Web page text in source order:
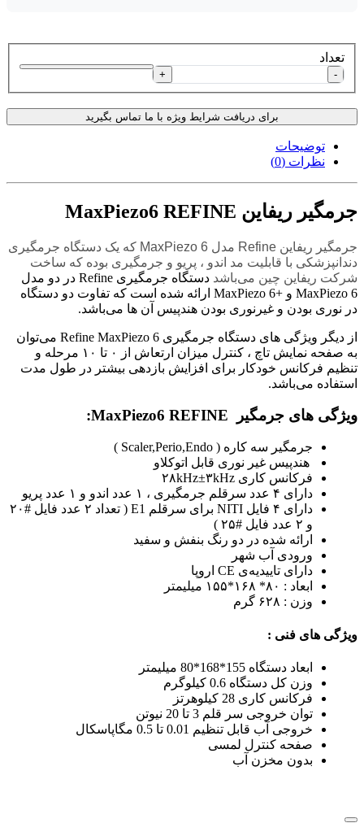
تعداد
-
+
برای دریافت شرایط ویژه با ما تماس بگیرید
توضیحات
نظرات (0)
جرمگیر ریفاین MaxPiezo6 REFINE
جرمگیر ریفاین Refine مدل MaxPiezo 6 که یک دستگاه جرمگیری
دندانپزشکی با قابلیت مد اندو ، پریو و جرمگیری بوده که ساخت
شرکت ریفاین چین می‌باشد
دستگاه جرمگیری Refine در دو مدل
MaxPiezo 6 و +MaxPiezo 6 ارائه شده است که تفاوت دو دستگاه
در نوری بودن و غیرنوری بودن هندپیس آن ها می‌باشد.
از دیگر ویژگی های دستگاه جرمگیری Refine MaxPiezo 6 می‌توان
به صفحه نمایش تاچ ، کنترل میزان ارتعاش از ۰ تا ۱۰ مرحله و
تنظیم فرکانس خودکار برای افزایش بازدهی بیشتر در طول مدت
استفاده می‌باشد.
ویژگی های جرمگیر MaxPiezo6 REFINE:
جرمگیر سه کاره ( Scaler,Perio,Endo )
هندپیس غیر نوری قابل اتوکلاو
فرکانس کاری ۲۸kHz±۳kHz
دارای ۴ عدد سرقلم جرمگیری ، ۱ عدد اندو و ۱ عدد پریو
دارای ۴ فایل NITI برای سرقلم E1 ( تعداد ۲ عدد فایل #۲۰
و ۲ عدد فایل #۲۵ )
ارائه شده در دو رنگ بنفش و سفید
ورودی آب شهر
دارای تاییدیه‌ی CE اروپا
ابعاد : ۸۰* ۱۶۸*۱۵۵ میلیمتر
وزن : ۶۲۸ گرم
ویژگی های فنی :
ابعاد دستگاه 155*168*80 میلیمتر
وزن کل دستگاه 0.6 کیلوگرم
فرکانس کاری 28 کیلوهرتز
توان خروجی سر قلم 3 تا 20 نیوتن
خروجی آب قابل تنظیم 0.01 تا 0.5 مگاپاسکال
صفحه کنترل لمسی
بدون مخزن آب